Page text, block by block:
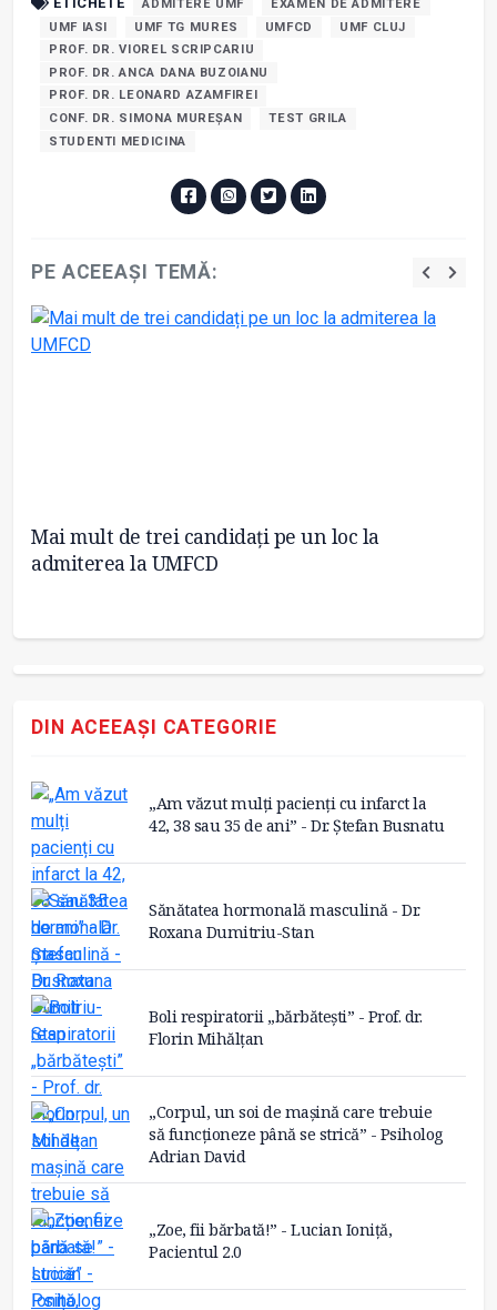
ADMITERE UMF
EXAMEN DE ADMITERE
UMF IASI
UMF TG MURES UMFCD
UMF CLUJ
PROF. DR. VIOREL SCRIPCARIU
PROF. DR. ANCA DANA BUZOIANU
PROF. DR. LEONARD AZAMFIREI
CONF. DR. SIMONA MUREȘAN
TEST GRILA
STUDENTI MEDICINA
PE ACEEAȘI TEMĂ:
Mai mult de trei candidați pe un loc la
admiterea la UMFCD
DIN ACEEAȘI CATEGORIE
„Am văzut mulți pacienți cu infarct la
42, 38 sau 35 de ani” - Dr. Ștefan Busnatu
Sănătatea hormonală masculină - Dr.
Roxana Dumitriu-Stan
Boli respiratorii „bărbătești” - Prof. dr.
Florin Mihălțan
„Corpul, un soi de mașină care trebuie
să funcționeze până se strică” - Psiholog
Adrian David
„Zoe, fii bărbată!” - Lucian Ioniță,
Pacientul 2.0